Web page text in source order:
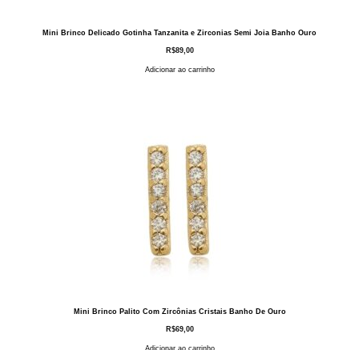
Mini Brinco Delicado Gotinha Tanzanita e Zirconias Semi Joia Banho Ouro
R$89,00
Adicionar ao carrinho
Mini Brinco Palito Com Zircônias Cristais Banho De Ouro
R$69,00
Adicionar ao carrinho